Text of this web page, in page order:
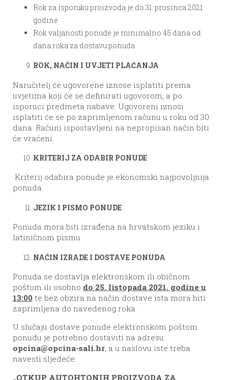
Rok za isporuku proizvoda je do 31. prosinca 2021.
godine
Rok valjanosti ponude je minimalno 45 dana od
dana roka za dostavu ponuda
ROK, NAČIN I UVJETI PLAĆANJA
Naručitelj će ugovorene iznose isplatiti prema
uvjetima koji će se definirati ugovorom, a po
isporuci predmeta nabave. Ugovoreni iznosi
isplatiti će se po zaprimljenom računu u roku od 30
dana. Računi ispostavljeni na nepropisan način biti
će vraćeni.
KRITERIJ ZA ODABIR PONUDE
Kriterij odabira ponude je ekonomski najpovoljnija
ponuda.
JEZIK I PISMO PONUDE
Ponuda mora biti izrađena na hrvatskom jeziku i
latiničnom pismu.
NAČIN IZRADE I DOSTAVE PONUDA
Ponuda se dostavlja elektronskom ili običnom
poštom ili osobno do 25. listopada 2021. godine u
13:00te bez obzira na način dostave ista mora biti
zaprimljena do navedenog roka.
U slučaju dostave ponude elektronskom poštom
ponudu je potrebno dostaviti na adresu:
opcina@opcina-sali.hr, a u naslovu iste treba
navesti sljedeće:
„OTKUP AUTOHTONIH PROIZVODA ZA